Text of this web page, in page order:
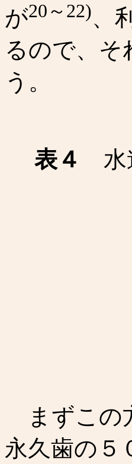
が20～22)、
るので、そ
う。
表４ 水
まずこの
永久歯の５